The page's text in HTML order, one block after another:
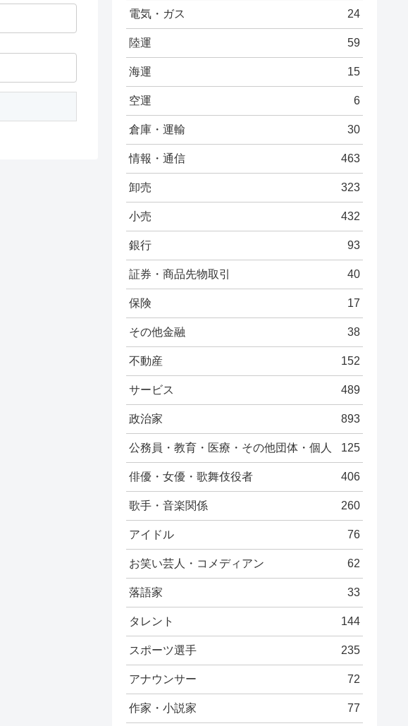
電気・ガス 24
陸運 59
海運 15
空運 6
倉庫・運輸 30
情報・通信 463
卸売 323
小売 432
銀行 93
証券・商品先物取引 40
保険 17
その他金融 38
不動産 152
サービス 489
政治家 893
公務員・教育・医療・その他団体・個人 125
俳優・女優・歌舞伎役者 406
歌手・音楽関係 260
アイドル 76
お笑い芸人・コメディアン 62
落語家 33
タレント 144
スポーツ選手 235
アナウンサー 72
作家・小説家 77